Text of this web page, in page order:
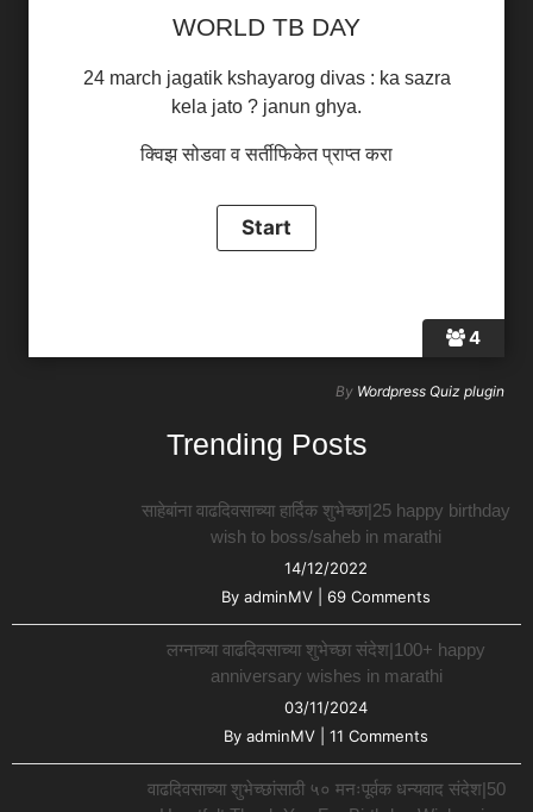
4
WORLD TB DAY
24 march jagatik kshayarog divas : ka sazra
kela jato ? janun ghya.
क्विझ सोडवा व सर्तीफिकेत प्राप्त करा
By Wordpress Quiz plugin
Trending Posts
साहेबांना वाढदिवसाच्या हार्दिक शुभेच्छा|25 happy birthday
wish to boss/saheb in marathi
14/12/2022
By adminMV 69 Comments
लग्नाच्या वाढदिवसाच्या शुभेच्छा संदेश|100+ happy
anniversary wishes in marathi
03/11/2024
By adminMV 11 Comments
वाढदिवसाच्या शुभेच्छांसाठी ५० मनःपूर्वक धन्यवाद संदेश|50